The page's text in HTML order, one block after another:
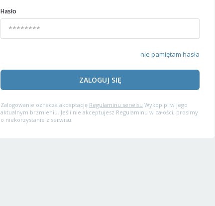
Hasło
nie pamiętam hasła
ZALOGUJ SIĘ
Zalogowanie oznacza akceptację Regulaminu serwisu Wykop.pl w jego
aktualnym brzmieniu. Jeśli nie akceptujesz Regulaminu w całości, prosimy
o niekorzystanie z serwisu.